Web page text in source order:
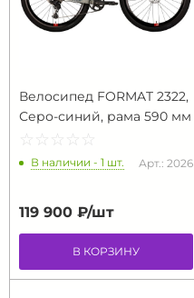
Велосипед FORMAT 2322,
Серо-синий, рама 590 мм
☆ ☆ ☆ ☆ ☆
★ ★ ★ ★ ★
В наличии - 1 шт. Арт.: 2026
119 900 ₽/шт
В КОРЗИНУ